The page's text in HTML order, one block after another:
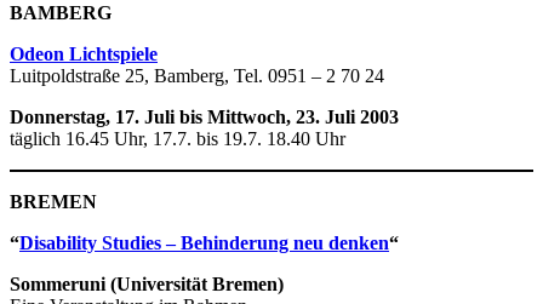
BAMBERG
Odeon Lichtspiele
Luitpoldstraße 25, Bamberg, Tel. 0951 – 2 70 24
Donnerstag, 17. Juli bis Mittwoch, 23. Juli 2003
täglich 16.45 Uhr, 17.7. bis 19.7. 18.40 Uhr
BREMEN
“Disability Studies – Behinderung neu denken“
Sommeruni (Universität Bremen)